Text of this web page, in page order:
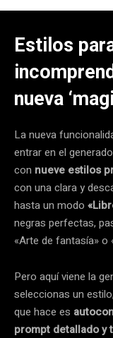
Estilos
nueva
La nueva
entrar en el
con nueve estilos
con una clara y
hasta un modo
negras perfectas,
«Arte de fantasía» o
Pero aquí viene la
seleccionas un
que hace es
prompt detallado y